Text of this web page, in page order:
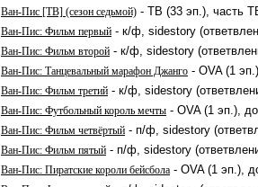
Ван-Пис [ТВ] (сезон седьмой) - ТВ (33 эп.), часть
Ван-Пис: Фильм первый - к/ф, sidestory
Ван-Пис: Фильм второй - к/ф, sidestory
Ван-Пис: Танцевальный марафон Джанго - OVA (1
Ван-Пис: Фильм третий - к/ф, sidestory
Ван-Пис: Футбольный король мечты - OVA (1 эп.),
Ван-Пис: Фильм четвёртый - п/ф, sidestory
Ван-Пис: Фильм пятый - п/ф, sidestory
Ван-Пис: Пиратские короли бейсбола - OVA (1 эп.),